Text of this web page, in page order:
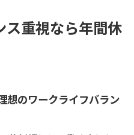
ス重視なら年間休
想のワークライフバラン